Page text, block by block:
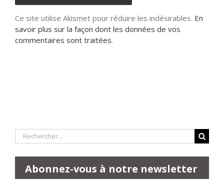
Ce site utilise Akismet pour réduire les indésirables. En
savoir plus sur la façon dont les données de vos
commentaires sont traitées.
Rechercher:
Abonnez-vous à notre newsletter